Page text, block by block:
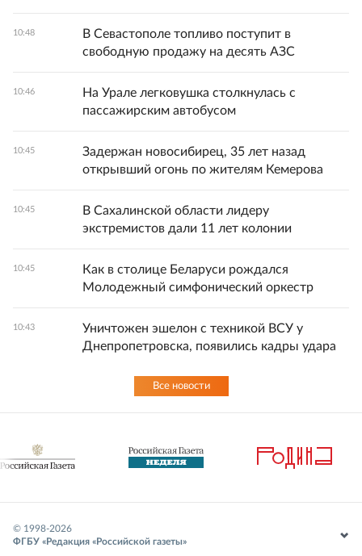
10:48
В Севастополе топливо поступит в
свободную продажу на десять АЗС
10:46
На Урале легковушка столкнулась с
пассажирским автобусом
10:45
Задержан новосибирец, 35 лет назад
открывший огонь по жителям Кемерова
10:45
В Сахалинской области лидеру
экстремистов дали 11 лет колонии
10:45
Как в столице Беларуси рождался
Молодежный симфонический оркестр
10:43
Уничтожен эшелон с техникой ВСУ у
Днепропетровска, появились кадры удара
Все новости
© 1998-2026
ФГБУ «Редакция «Российской газеты»